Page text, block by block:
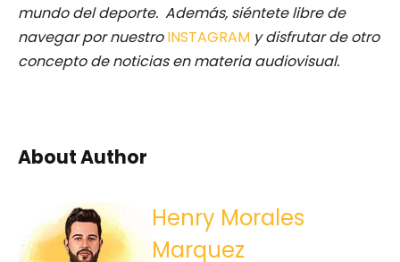
mundo del deporte. Además, siéntete libre de
navegar por nuestro INSTAGRAM y disfrutar de otro
concepto de noticias en materia audiovisual.
About Author
Henry Morales
Marquez